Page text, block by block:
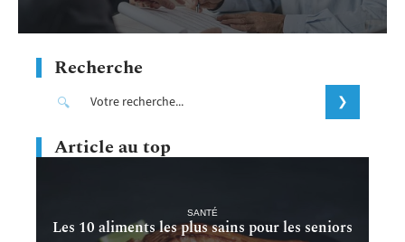
Recherche
Article au top
SANTÉ
Les 10 aliments les plus sains pour les seniors